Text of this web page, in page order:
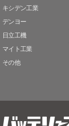
キシデン工業
デンヨー
日立工機
マイト工業
その他